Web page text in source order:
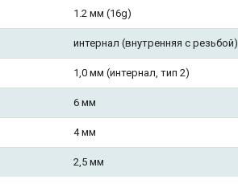
1.2 мм (16g)
интернал (внутренняя с резьбой)
1,0 мм (интернал, тип 2)
6 мм
4 мм
2,5 мм